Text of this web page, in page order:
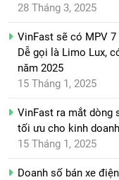
28 Tháng 3, 2025
VinFast sẽ có MPV
Dễ gọi là Limo Lux,
năm 2025
15 Tháng 1, 2025
VinFast ra mắt dòng
tối ưu cho kinh
15 Tháng 1, 2025
Doanh số bán xe